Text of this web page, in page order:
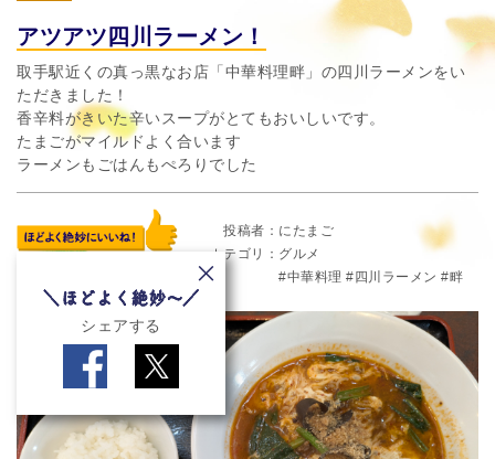
アツアツ四川ラーメン！
取手駅近くの真っ黒なお店「中華料理畔」の四川ラーメンをい
ただきました！
香辛料がきいた辛いスープがとてもおいしいです。
たまごがマイルドよく合います
ラーメンもごはんもぺろりでした
シェアする
投稿者
にたまご
カテゴリ
グルメ
中華料理
四川ラーメン 畔